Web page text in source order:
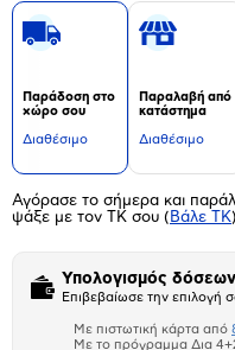
Παράδοση στο
χώρο σου
Διαθέσιμο
Παραλαβή από
κατάστημα
Διαθέσιμο
Αγόρασε το σήμερα και
ψάξε με τον ΤΚ σου ( Βάλε ΤΚ)
Υπολογισμός δόσεων
Επιβεβαίωσε την επιλογή
Με πιστωτική κάρτα από
Με το πρόγραμμα Δια